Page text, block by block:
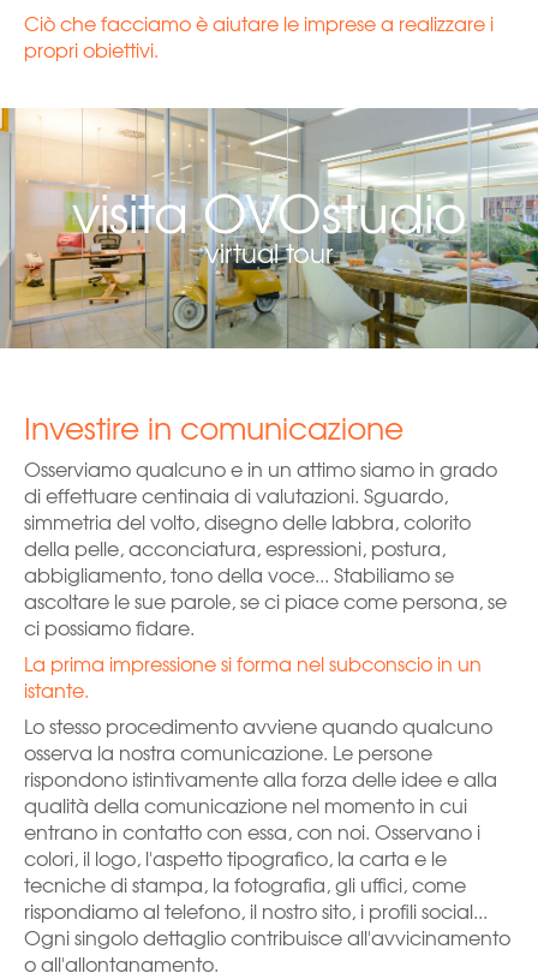
Ciò che facciamo è aiutare le imprese a realizzare i
propri obiettivi.
visita OVOstudio
virtual tour
Investire in comunicazione
Osserviamo qualcuno e in un attimo siamo in grado
di effettuare centinaia di valutazioni. Sguardo,
simmetria del volto, disegno delle labbra, colorito
della pelle, acconciatura, espressioni, postura,
abbigliamento, tono della voce... Stabiliamo se
ascoltare le sue parole, se ci piace come persona, se
ci possiamo fidare.
La prima impressione si forma nel subconscio in un
istante.
Lo stesso procedimento avviene quando qualcuno
osserva la nostra comunicazione. Le persone
rispondono istintivamente alla forza delle idee e alla
qualità della comunicazione nel momento in cui
entrano in contatto con essa, con noi. Osservano i
colori, il logo, l'aspetto tipografico, la carta e le
tecniche di stampa, la fotografia, gli uffici, come
rispondiamo al telefono, il nostro sito, i profili social...
Ogni singolo dettaglio contribuisce all'avvicinamento
o all'allontanamento.